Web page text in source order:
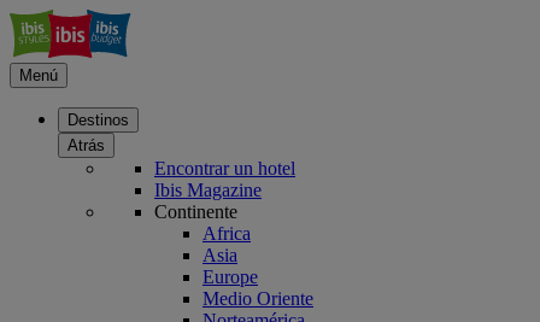
Menú
Destinos
Atrás
Encontrar un hotel
Ibis Magazine
Continente
Africa
Asia
Europe
Medio Oriente